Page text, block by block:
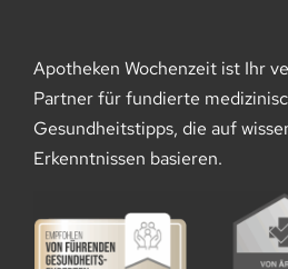
Apotheken Wochenzeit ist Ihr
Partner für fundierte
Gesundheitstipps, die auf
Erkenntnissen basieren.